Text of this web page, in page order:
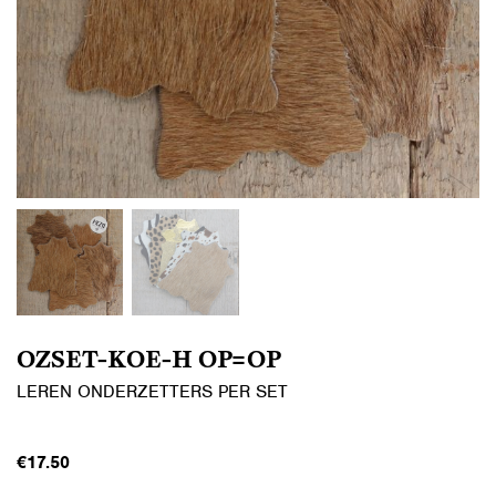
OZSET-KOE-H OP=OP
LEREN ONDERZETTERS PER SET
€17.50